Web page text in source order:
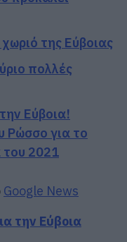
της Εύβοιας
πολλές
Εύβοια!
Ρώσσο για το
του 2021
Google News
την Εύβοια